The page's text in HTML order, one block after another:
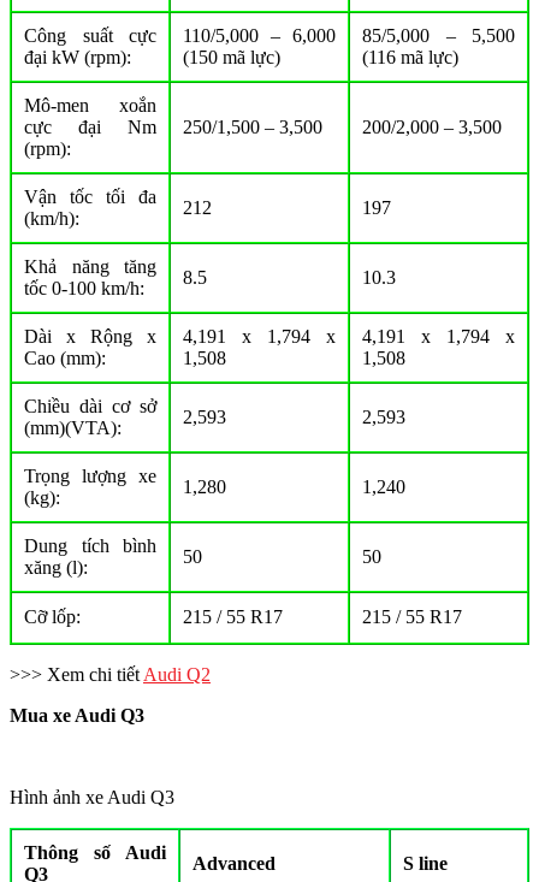
Công suất cực
đại kW (rpm):
110/5,000 – 6,000
(150 mã lực)
85/5,000 – 5,500
(116 mã lực)
Mô-men xoắn
cực đại Nm
(rpm):
250/1,500 – 3,500 200/2,000 – 3,500
Vận tốc tối đa
(km/h):
212 197
Khả năng tăng
tốc 0-100 km/h:
8.5 10.3
Dài x Rộng x
Cao (mm):
4,191 x 1,794 x
1,508
4,191 x 1,794 x
1,508
Chiều dài cơ sở
(mm)(VTA):
2,593 2,593
Trọng lượng xe
(kg):
1,280 1,240
Dung tích bình
xăng (l):
50 50
Cỡ lốp: 215 / 55 R17 215 / 55 R17
>>> Xem chi tiết Audi Q2
Mua xe Audi Q3
Hình ảnh xe Audi Q3
Thông số Audi
Q3
Advanced S line